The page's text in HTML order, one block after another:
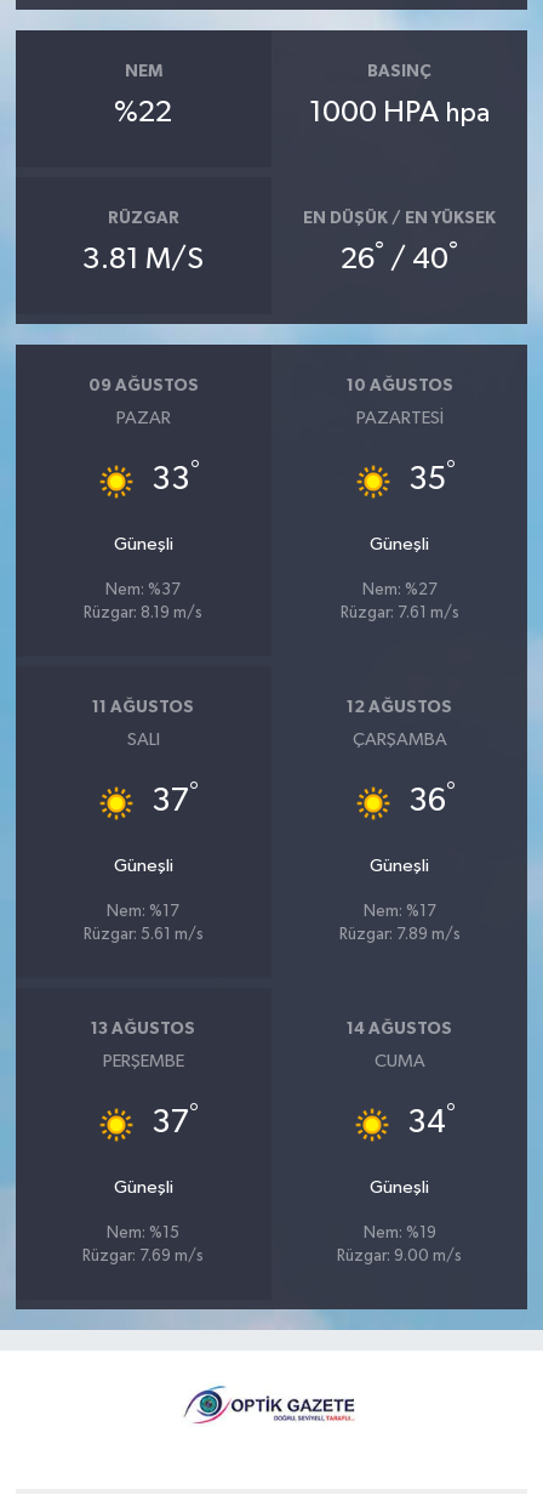
NEM
%22
BASINÇ
1000 HPA hpa
RÜZGAR
3.81 M/S
EN DÜŞÜK / EN YÜKSEK
26° / 40°
09 AĞUSTOS
PAZAR
33°
Güneşli
Nem: %37
Rüzgar: 8.19 m/s
10 AĞUSTOS
PAZARTESI
35°
Güneşli
Nem: %27
Rüzgar: 7.61 m/s
11 AĞUSTOS
SALI
37°
Güneşli
Nem: %17
Rüzgar: 5.61 m/s
12 AĞUSTOS
ÇARŞAMBA
36°
Güneşli
Nem: %17
Rüzgar: 7.89 m/s
13 AĞUSTOS
PERŞEMBE
37°
Güneşli
Nem: %15
Rüzgar: 7.69 m/s
14 AĞUSTOS
CUMA
34°
Güneşli
Nem: %19
Rüzgar: 9.00 m/s